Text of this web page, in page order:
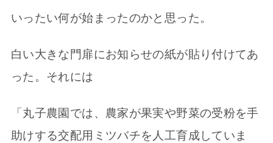
いったい何が始まったのかと思った。
白い大きな門扉にお知らせの紙が貼り付けてあ
った。それには
「丸子農園では、農家が果実や野菜の受粉を手
助けする交配用ミツバチを人工育成していま